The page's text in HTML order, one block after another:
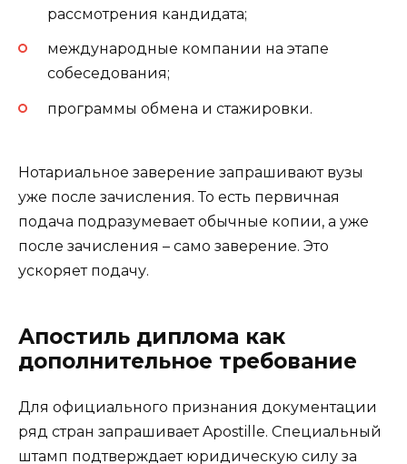
рассмотрения кандидата;
международные компании на этапе
собеседования;
программы обмена и стажировки.
Нотариальное заверение запрашивают вузы
уже после зачисления. То есть первичная
подача подразумевает обычные копии, а уже
после зачисления – само заверение. Это
ускоряет подачу.
Апостиль диплома как
дополнительное требование
Для официального признания документации
ряд стран запрашивает Apostille. Специальный
штамп подтверждает юридическую силу за